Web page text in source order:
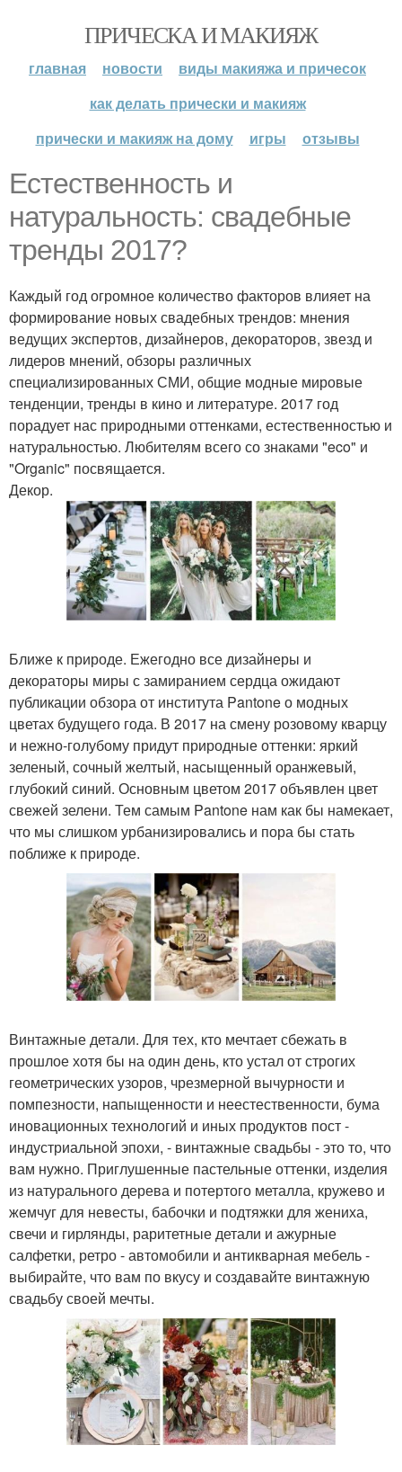
ПРИЧЕСКА И МАКИЯЖ
главная новости
виды макияжа и причесок
как делать прически и макияж
прически и макияж на дому
игры отзывы
Естественность и
натуральность: свадебные
тренды 2017?
Каждый год огромное количество факторов влияет на
формирование новых свадебных трендов: мнения
ведущих экспертов, дизайнеров, декораторов, звезд и
лидеров мнений, обзоры различных
специализированных СМИ, общие модные мировые
тенденции, тренды в кино и литературе. 2017 год
порадует нас природными оттенками, естественностью и
натуральностью. Любителям всего со знаками "eco" и
"Organic" посвящается.
Декор.
Ближе к природе. Ежегодно все дизайнеры и
декораторы миры с замиранием сердца ожидают
публикации обзора от института Pantone о модных
цветах будущего года. В 2017 на смену розовому кварцу
и нежно-голубому придут природные оттенки: яркий
зеленый, сочный желтый, насыщенный оранжевый,
глубокий синий. Основным цветом 2017 объявлен цвет
свежей зелени. Тем самым Pantone нам как бы намекает,
что мы слишком урбанизировались и пора бы стать
поближе к природе.
Винтажные детали. Для тех, кто мечтает сбежать в
прошлое хотя бы на один день, кто устал от строгих
геометрических узоров, чрезмерной вычурности и
помпезности, напыщенности и неестественности, бума
иновационных технологий и иных продуктов пост -
индустриальной эпохи, - винтажные свадьбы - это то, что
вам нужно. Приглушенные пастельные оттенки, изделия
из натурального дерева и потертого металла, кружево и
жемчуг для невесты, бабочки и подтяжки для жениха,
свечи и гирлянды, раритетные детали и ажурные
салфетки, ретро - автомобили и антикварная мебель -
выбирайте, что вам по вкусу и создавайте винтажную
свадьбу своей мечты.